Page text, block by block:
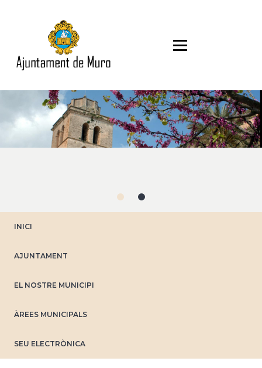
INICI
AJUNTAMENT
EL NOSTRE MUNICIPI
ÀREES MUNICIPALS
SEU ELECTRÒNICA